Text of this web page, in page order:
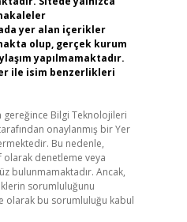
yer alan içerikler
olup, gerçek kurum
yapılmamaktadır.
ile isim benzerlikleri
gereğince Bilgi Teknolojileri
onaylanmış bir Yer
Bu nedenle,
denetleme veya
bulunmamaktadır. Ancak,
sorumluluğunu
olarak bu sorumluluğu kabul